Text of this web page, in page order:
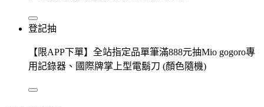
登記抽
【限APP下單】全站指定品單筆滿888元抽Mio gogoro專
用記錄器、國際牌掌上型電鬍刀 (顏色隨機)